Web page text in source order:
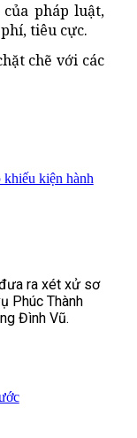
pháp luật,
tiêu cực.
chẽ với các
kiện hành
ra xét xử sơ
Phúc Thành
Đình Vũ.